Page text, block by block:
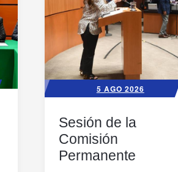
5 AGO 2026
Sesión de la
Comisión
Permanente